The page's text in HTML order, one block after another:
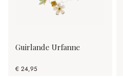
Guirlande Urfanne
€ 24,95